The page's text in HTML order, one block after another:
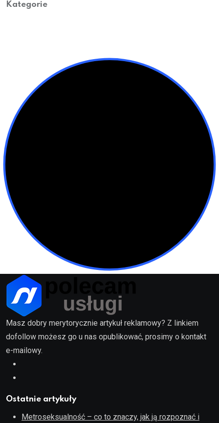
Kategorie
Masz dobry merytorycznie artykuł reklamowy? Z linkiem
dofollow możesz go u nas opublikować, prosimy o kontakt
e-mailowy.
Ostatnie artykuły
Metroseksualność – co to znaczy, jak ją rozpoznać i